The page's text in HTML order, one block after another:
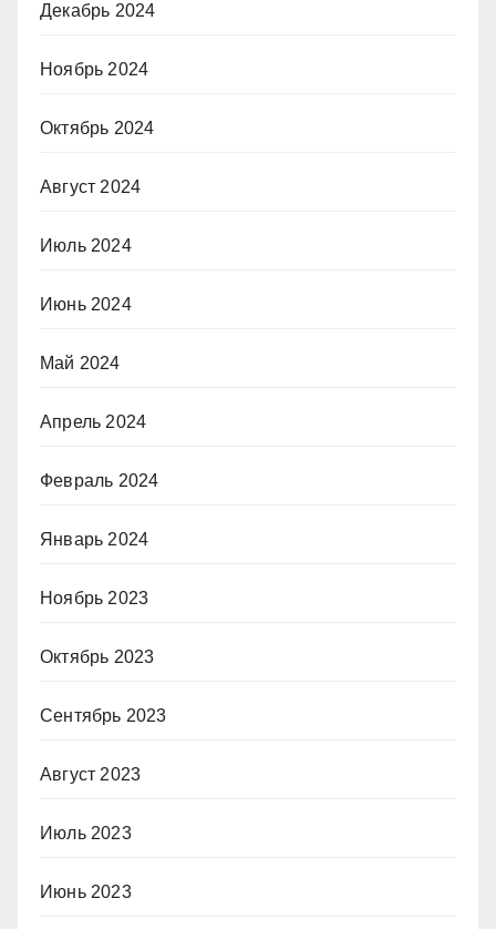
Декабрь 2024
Ноябрь 2024
Октябрь 2024
Август 2024
Июль 2024
Июнь 2024
Май 2024
Апрель 2024
Февраль 2024
Январь 2024
Ноябрь 2023
Октябрь 2023
Сентябрь 2023
Август 2023
Июль 2023
Июнь 2023